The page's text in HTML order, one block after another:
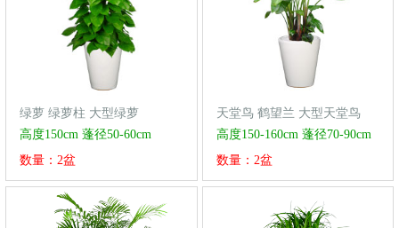
绿萝 绿萝柱 大型绿萝
高度150cm 蓬径50-60cm
数量：2盆
天堂鸟 鹤望兰 大型天堂鸟
高度150-160cm 蓬径70-90cm
数量：2盆